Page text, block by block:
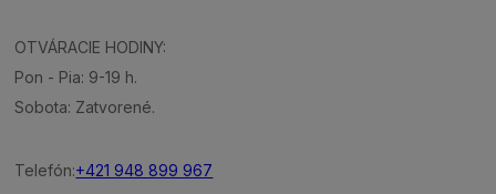
OTVÁRACIE HODINY:
Pon - Pia: 9-19 h.
Sobota: Zatvorené.
Telefón:+421 948 899 967